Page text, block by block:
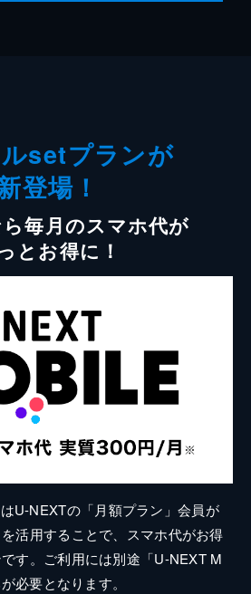
setプランが
登場！
毎月のスマホ代が
とお得に！
U-NEXTの「月額プラン」会員が
活用することで、スマホ代がお得
す。ご利用には別途「U-NEXT M
必要となります。